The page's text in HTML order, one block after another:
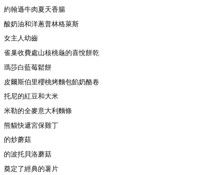
約翰遜牛肉夏天香腸
酸奶油和洋蔥普林格萊斯
女主人幼齒
雀巢收費處山核桃龜的喜悅餅乾
瑪莎白藍莓鬆餅
皮爾斯伯里櫻桃烤麵包餡奶酪卷
托尼的紅豆和大米
米勒的全麥意大利麵條
熊貓快遞宮保雞丁
的炒蘑菇
的波托貝洛蘑菇
奠定了經典的薯片